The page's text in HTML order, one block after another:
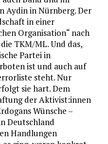
Aydin in Nürnberg. Der
in einer
Organisation“ nach
TKM/ML. Und das,
Partei in
ist und auch auf
steht. Nur
sie hart. Dem
der Aktivist:innen
Wünsche –
Deutschland
Handlungen